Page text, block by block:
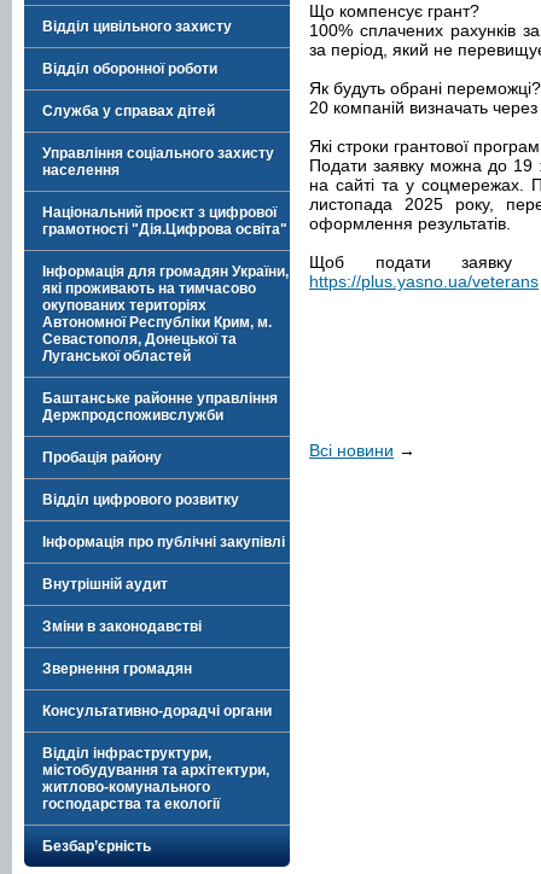
Відділ цивільного захисту
Відділ оборонної роботи
Служба у справах дітей
Управління соціального захисту
населення
Національний проєкт з цифрової
грамотності "Дія.Цифрова освіта"
Інформація для громадян України,
які проживають на тимчасово
окупованих територіях
Автономної Республіки Крим, м.
Севастополя, Донецької та
Луганської областей
Баштанське районне управління
Держпродспоживслужби
Пробація району
Відділ цифрового розвитку
Інформація про публічні закупівлі
Внутрішній аудит
Зміни в законодавстві
Звернення громадян
Консультативно-дорадчі органи
Відділ інфраструктури,
містобудування та архітектури,
житлово-комунального
господарства та екології
Безбар’єрність
Що компенсує грант?
100% сплачених рахунків
за період, який не
Як будуть обрані переможці?
20 компаній визначать через
Які строки грантової
Подати заявку можна до 19
на сайті та у соцмережах.
листопада 2025 року,
оформлення результатів.
Щоб подати заявку
https://plus.yasno.ua/veterans
Всі новини →